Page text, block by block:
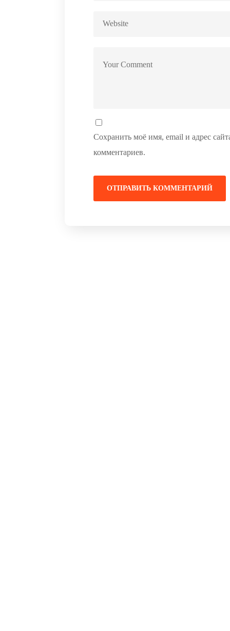
Сохранить моё имя, email и адрес
комментариев.